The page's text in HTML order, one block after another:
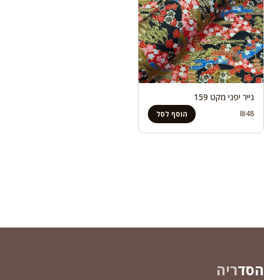
נייר יפני מקט 159
₪48 הוסף לסל
הסדריה